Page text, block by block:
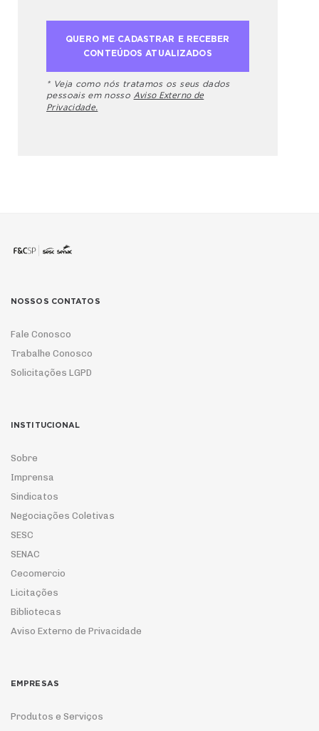
* Veja como nós tratamos os seus dados
pessoais em nosso Aviso Externo de
Privacidade.
NOSSOS CONTATOS
Fale Conosco
Trabalhe Conosco
Solicitações LGPD
INSTITUCIONAL
Sobre
Imprensa
Sindicatos
Negociações Coletivas
SESC
SENAC
Cecomercio
Licitações
Bibliotecas
Aviso Externo de Privacidade
EMPRESAS
Produtos e Serviços